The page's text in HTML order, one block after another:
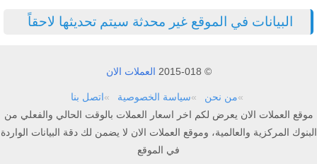
البيانات في الموقع غير محدثة سيتم تحديثها لاحقاً
© 2015-018 العملات الان
من نحن سياسة الخصوصية
اتصل بنا
موقع العملات الان يعرض لكم اخر اسعار العملات بالوقت الحالي والفعلي من
البنوك المركزية والعالمية، وموقع العملات الان لا يضمن لك دقة البيانات الواردة
في الموقع